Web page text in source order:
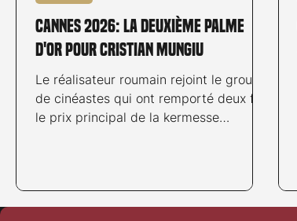
Cannes 2026: la deuxième Palme
d'Or pour Cristian Mungiu
Le réalisateur roumain rejoint le groupe
de cinéastes qui ont remporté deux fois
le prix principal de la kermesse
Festival de Cannes s’est achevé le soir
du 23 mai, avec la remise des prix